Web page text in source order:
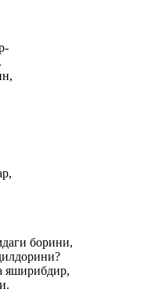
борини,
яширибдир,